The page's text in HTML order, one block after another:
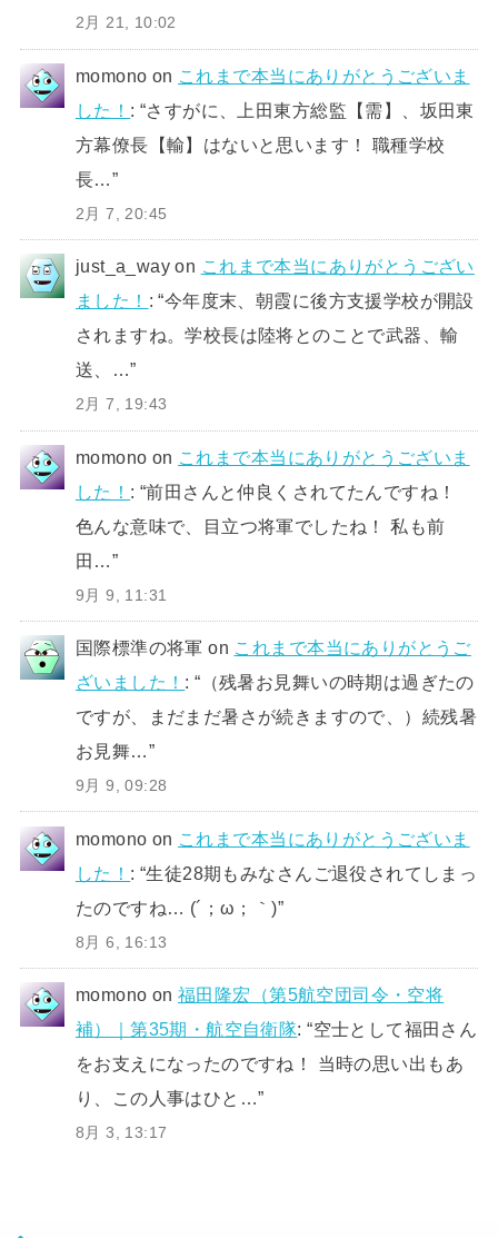
2月 21, 10:02
momono on これまで本当にありがとうございま
した！ : “さすがに、上田東方総監【需】、坂田東
方幕僚長【輸】はないと思います！ 職種学校
長…”
2月 7, 20:45
just_a_way on これまで本当にありがとうござい
ました！ : “今年度末、朝霞に後方支援学校が開設
されますね。学校長は陸将とのことで武器、輸
送、…”
2月 7, 19:43
momono on これまで本当にありがとうございま
した！ : “前田さんと仲良くされてたんですね！
色んな意味で、目立つ将軍でしたね！ 私も前
田…”
9月 9, 11:31
国際標準の将軍 on これまで本当にありがとうご
ざいました！ : “ （残暑お見舞いの時期は過ぎたの
ですが、まだまだ暑さが続きますので、）続残暑
お見舞…”
9月 9, 09:28
momono on これまで本当にありがとうございま
した！ : “生徒28期もみなさんご退役されてしまっ
たのですね… (´；ω；｀)”
8月 6, 16:13
momono on福田隆宏（第5航空団司令・空将
補）｜第35期・航空自衛隊: “空士として福田さん
をお支えになったのですね！ 当時の思い出もあ
り、この人事はひと…”
8月 3, 13:17